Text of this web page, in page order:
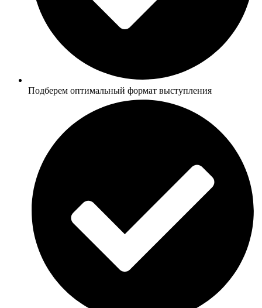
Подберем оптимальный формат выступления